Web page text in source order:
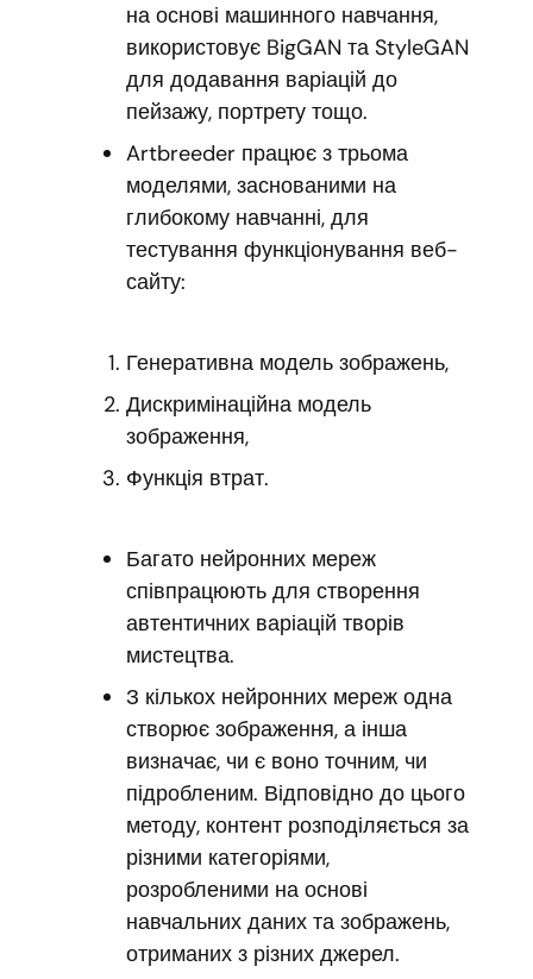
на основі машинного навчання,
використовує BigGAN та StyleGAN
для додавання варіацій до
пейзажу, портрету тощо.
Artbreeder працює з трьома
моделями, заснованими на
глибокому навчанні, для
тестування функціонування веб-
сайту:
Генеративна модель зображень,
Дискримінаційна модель
зображення,
Функція втрат.
Багато нейронних мереж
співпрацюють для створення
автентичних варіацій творів
мистецтва.
З кількох нейронних мереж одна
створює зображення, а інша
визначає, чи є воно точним, чи
підробленим. Відповідно до цього
методу, контент розподіляється за
різними категоріями,
розробленими на основі
навчальних даних та зображень,
отриманих з різних джерел.